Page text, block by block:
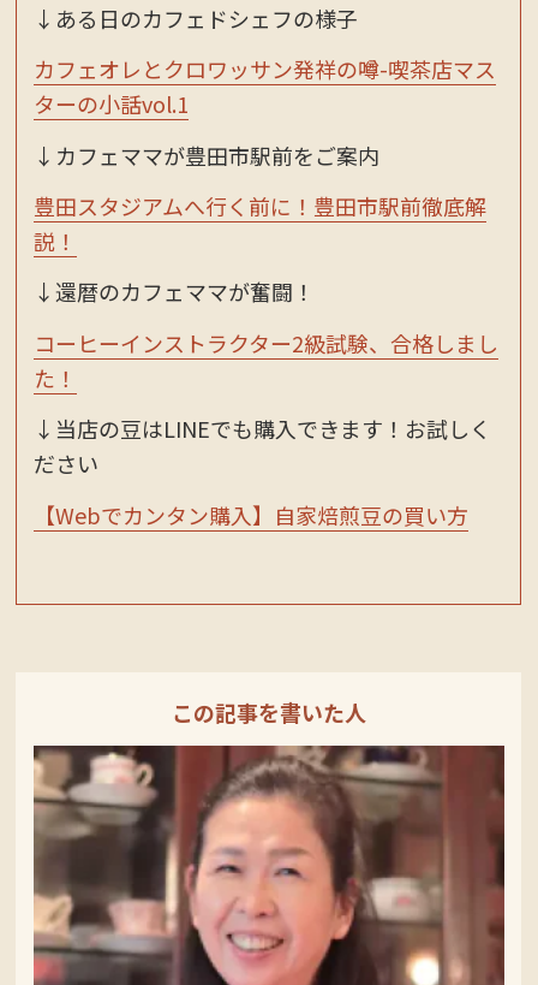
↓ある日のカフェドシェフの様子
カフェオレとクロワッサン発祥の噂-喫茶店マス
ターの小話vol.1
↓カフェママが豊田市駅前をご案内
豊田スタジアムへ行く前に！豊田市駅前徹底解
説！
↓還暦のカフェママが奮闘！
コーヒーインストラクター2級試験、合格しまし
た！
↓当店の豆はLINEでも購入できます！お試しく
ださい
【Webでカンタン購入】自家焙煎豆の買い方
この記事を書いた人